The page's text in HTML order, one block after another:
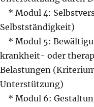
* Modul 4:
Selbstständigkeit)
* Modul 5:
krankheit- oder
Belastungen
Unterstützung)
* Modul 6: